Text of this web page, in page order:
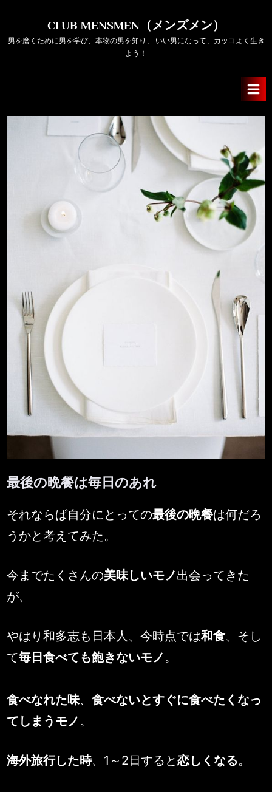
content
CLUB MENSMEN（メンズメン）
男を磨くために男を学び、本物の男を知り、 いい男になって、カッコよく生き
よう！
最後の晩餐は毎日のあれ
on
それならば自分にとっての最後の晩餐は何だろ
うかと考えてみた。
今までたくさんの美味しいモノ出会ってきた
が、
やはり和多志も日本人、今時点では和食、そし
て毎日食べても飽きないモノ 。
食べなれた味、 食べないとすぐに食べたくなっ
てしまうモノ 。
海外旅行した時、1～2日すると恋しくなる。